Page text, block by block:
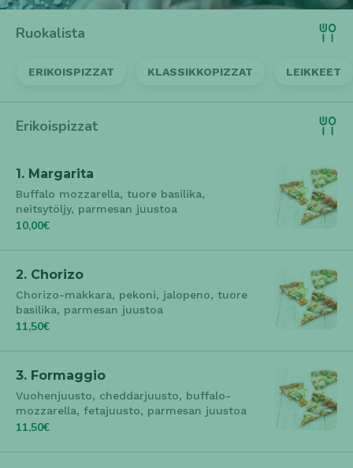
cookie_consent- Käytetään evästeasetusten
tallentamisessa
_ga- Google Analytics: käyttäjien tunnistus (2
_gid- Google Analytics: istunnon tunnistus (24
tuntia).
_gat / _ga_*
_gcl_au- Google Ads -konversioseuranta (noin 90
päivää).
Mainonta- ja kolmannen osapuolen evästeet
_fbp / fr / datr
kohdentamiseen (noin 90 päivää tai pidempi).
(1–2 vuotta / väliaikainen).
Ruokalista
ERIKOISPIZZAT KLASSIKKOPIZZAT LEIKKEET
Erikoispizzat
1. Margarita
Buffalo mozzarella, tuore basilika,
neitsytöljy, parmesan juustoa
10,00€
2. Chorizo
Chorizo-makkara, pekoni, jalopeno, tuore
basilika, parmesan juustoa
11,50€
3. Formaggio
Vuohenjuusto, cheddarjuusto, buffalo-
mozzarella, fetajuusto, parmesan juustoa
11,50€